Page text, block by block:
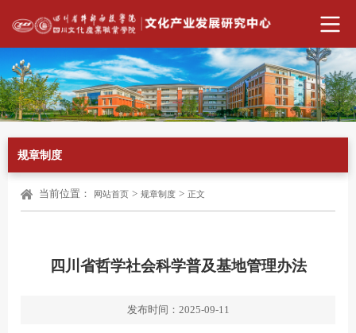
规章制度
当前位置： 网站首页 > 规章制度 > 正文
四川省哲学社会科学普及基地管理办法
发布时间：2025-09-11